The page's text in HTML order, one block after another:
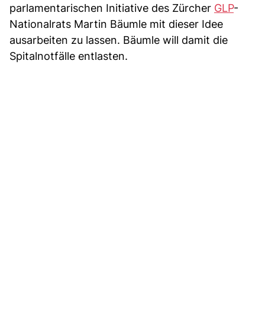
parlamentarischen Initiative des Zürcher GLP-
Nationalrats Martin Bäumle mit dieser Idee
ausarbeiten zu lassen. Bäumle will damit die
Spitalnotfälle entlasten.